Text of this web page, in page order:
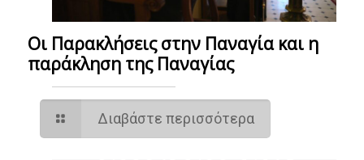
Οι Παρακλήσεις στην Παναγία και η
παράκληση της Παναγίας
Διαβάστε περισσότερα